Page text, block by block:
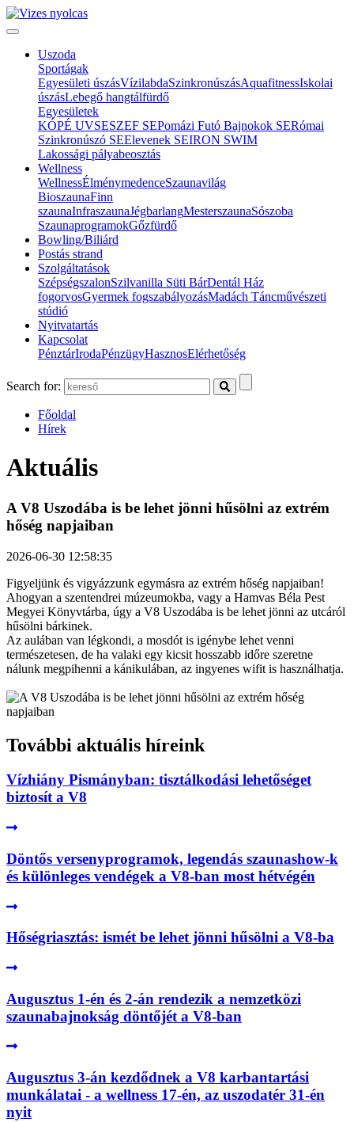
Uszoda
Sportágak
Egyesületi úszásVízilabdaSzinkronúszásAquafitnessIskolai
úszásLebegő hangtálfürdő
Egyesületek
KÓPÉ UVSESZEF SEPomázi Futó Bajnokok SERómai
Szinkronúszó SEElevenek SEIRON SWIM
Lakossági pályabeosztás
Wellness
WellnessÉlménymedenceSzaunavilág
BioszaunaFinn
szaunaInfraszaunaJégbarlangMesterszaunaSószoba
SzaunaprogramokGőzfürdő
Bowling/Biliárd
Postás strand
Szolgáltatások
SzépségszalonSzilvanilla Süti BárDentál Ház
fogorvosGyermek fogszabályozásMadách Táncművészeti
stúdió
Nyitvatartás
Kapcsolat
PénztárIrodaPénzügyHasznosElérhetőség
Search for:
Főoldal
Hírek
Aktuális
A V8 Uszodába is be lehet jönni hűsölni az extrém
hőség napjaiban
2026-06-30 12:58:35
Figyeljünk és vigyázzunk egymásra az extrém hőség napjaiban!
Ahogyan a szentendrei múzeumokba, vagy a Hamvas Béla Pest
Megyei Könyvtárba, úgy a V8 Uszodába is be lehet jönni az utcáról
hűsölni bárkinek.
Az aulában van légkondi, a mosdót is igénybe lehet venni
természetesen, de ha valaki egy kicsit hosszabb időre szeretne
nálunk megpihenni a kánikulában, az ingyenes wifit is használhatja.
További aktuális híreink
Vízhiány Pismányban: tisztálkodási lehetőséget
biztosít a V8
Döntős versenyprogramok, legendás szaunashow-k
és különleges vendégek a V8-ban most hétvégén
Hőségriasztás: ismét be lehet jönni hűsölni a V8-ba
Augusztus 1-én és 2-án rendezik a nemzetközi
szaunabajnokság döntőjét a V8-ban
Augusztus 3-án kezdődnek a V8 karbantartási
munkálatai - a wellness 17-én, az uszodatér 31-én
nyit